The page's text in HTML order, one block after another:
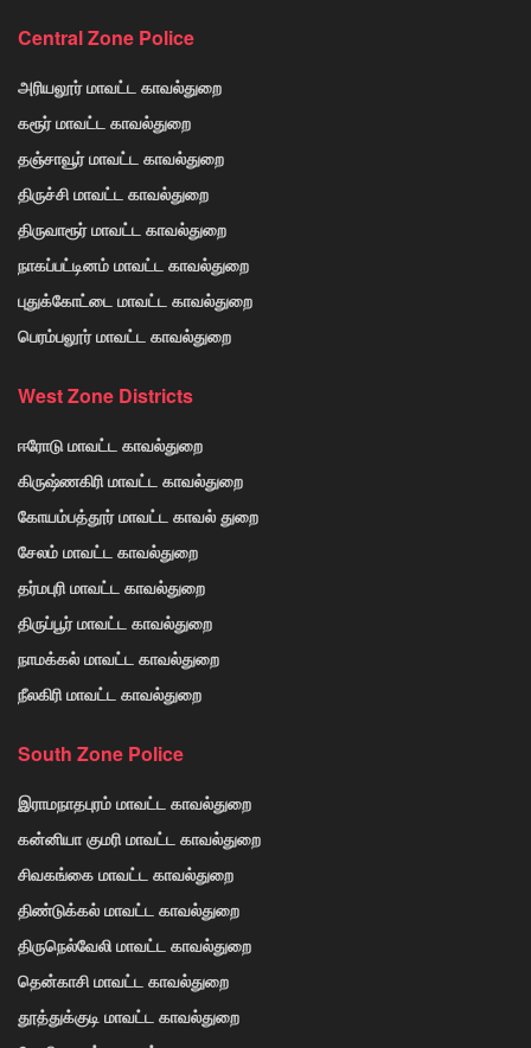
Central Zone Police
அரியலூர் மாவட்ட காவல்துறை
கரூர் மாவட்ட காவல்துறை
தஞ்சாவூர் மாவட்ட காவல்துறை
திருச்சி மாவட்ட காவல்துறை
திருவாரூர் மாவட்ட காவல்துறை
நாகப்பட்டினம் மாவட்ட காவல்துறை
புதுக்கோட்டை மாவட்ட காவல்துறை
பெரம்பலூர் மாவட்ட காவல்துறை
West Zone Districts
ஈரோடு மாவட்ட காவல்துறை
கிருஷ்ணகிரி மாவட்ட காவல்துறை
கோயம்பத்தூர் மாவட்ட காவல் துறை
சேலம் மாவட்ட காவல்துறை
தர்மபுரி மாவட்ட காவல்துறை
திருப்பூர் மாவட்ட காவல்துறை
நாமக்கல் மாவட்ட காவல்துறை
நீலகிரி மாவட்ட காவல்துறை
South Zone Police
இராமநாதபுரம் மாவட்ட காவல்துறை
கன்னியா குமரி மாவட்ட காவல்துறை
சிவகங்கை மாவட்ட காவல்துறை
திண்டுக்கல் மாவட்ட காவல்துறை
திருநெல்வேலி மாவட்ட காவல்துறை
தென்காசி மாவட்ட காவல்துறை
தூத்துக்குடி மாவட்ட காவல்துறை